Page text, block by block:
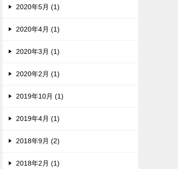
2020年5月 (1)
2020年4月 (1)
2020年3月 (1)
2020年2月 (1)
2019年10月 (1)
2019年4月 (1)
2018年9月 (2)
2018年2月 (1)